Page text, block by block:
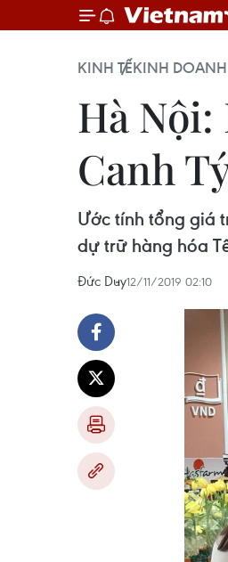
KINH TẾKINH DOANH
Hà Nội:
Canh
Ước tính tổng giá
dự trữ hàng hóa
Đức Duy12/11/2019 02:10